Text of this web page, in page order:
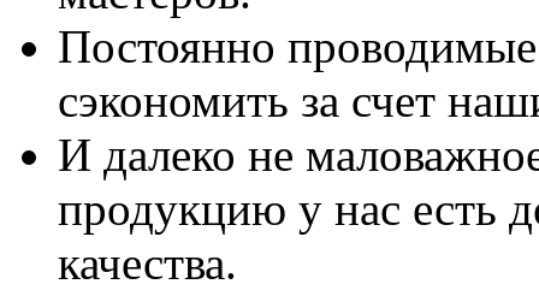
Постоянно
сэкономить за счет
И далеко не
продукцию у нас есть
качества.